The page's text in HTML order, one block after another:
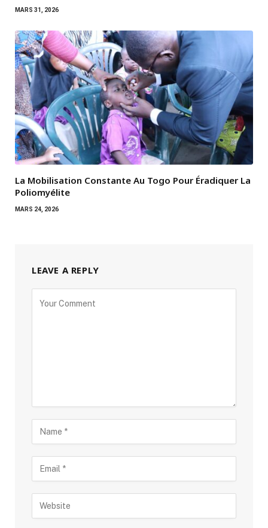
MARS 31, 2026
La Mobilisation Constante Au Togo Pour Éradiquer La
Poliomyélite
MARS 24, 2026
LEAVE A REPLY